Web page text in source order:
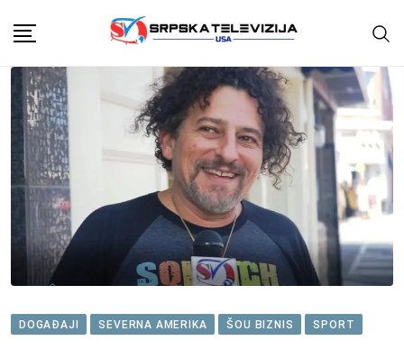
content
DOGAĐAJI SEVERNA AMERIKA ŠOU BIZNIS SPORT